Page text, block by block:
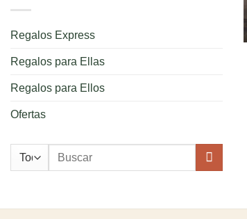
Regalos Express
Regalos para Ellas
Regalos para Ellos
Ofertas
Buscar